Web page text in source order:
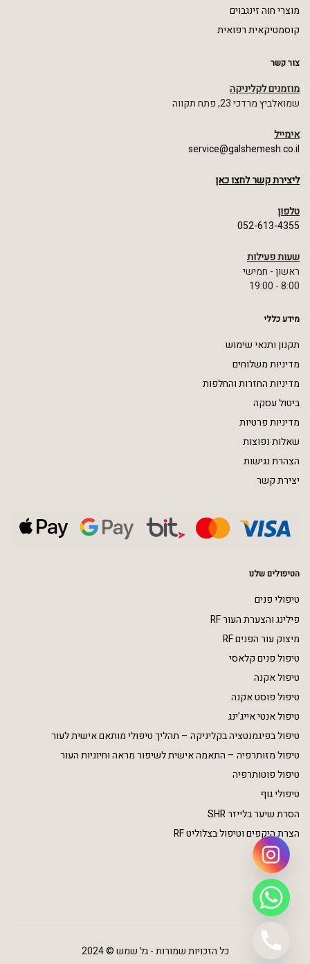
מוצרי חוה זינגבוים
קוסמטיקאית רפואית
צור קשר
מוזמנים לקליניקה
שמואלביץ מרדכי 23, פתח תקווה
אימייל
service@galshemesh.co.il
ליצירת קשר לחצו כאן
טלפון
052-613-4355
שעות פעילות
ראשון - חמישי
8:00 - 19:00
מידע כללי
תקנון ותנאי שימוש
מדיניות משלוחים
מדיניות החזרות והחלפות
ביטול עסקה
מדיניות פרטיות
שאלות נפוצות
הצהרת נגישות
יצירת קשר
הטיפולים שלנו
טיפולי פנים
פילינג והצערת העור RF
מיצוק עור הפנים RF
טיפול פנים קלאסי
טיפול אקנה
טיפול פוסט אקנה
טיפול אנטי אייג’ינג
טיפול בפיגמנטציה בקליניקה – תהליך טיפולי מותאם אישית לעור
טיפול מזותרפיה – התאמה אישית לשיפור מראה וחיוניות העור
טיפול פוטותרפיה
טיפולי גוף
הסרת שיער בלייזר SHR
הצרת היקפים וטיפול בצלוליט RF
כל הזכויות שמורות - גל שמש © 2024